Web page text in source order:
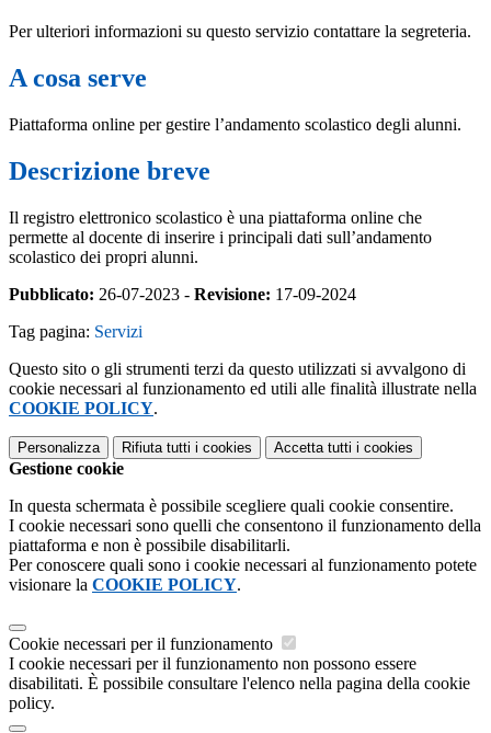
Per ulteriori informazioni su questo servizio contattare la segreteria.
A cosa serve
Piattaforma online per gestire l’andamento scolastico degli alunni.
Descrizione breve
Il registro elettronico scolastico è una piattaforma online che
permette al docente di inserire i principali dati sull’andamento
scolastico dei propri alunni.
Pubblicato: 26-07-2023 - Revisione: 17-09-2024
Tag pagina: Servizi
Questo sito o gli strumenti terzi da questo utilizzati si avvalgono di
cookie necessari al funzionamento ed utili alle finalità illustrate nella
COOKIE POLICY.
Personalizza Rifiuta tutti i cookies Accetta tutti i cookies
Gestione cookie
In questa schermata è possibile scegliere quali cookie consentire.
I cookie necessari sono quelli che consentono il funzionamento della
piattaforma e non è possibile disabilitarli.
Per conoscere quali sono i cookie necessari al funzionamento potete
visionare la COOKIE POLICY.
Cookie necessari per il funzionamento
I cookie necessari per il funzionamento non possono essere
disabilitati. È possibile consultare l'elenco nella pagina della cookie
policy.